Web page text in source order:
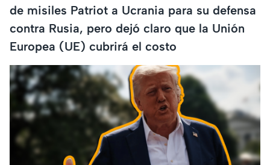
de misiles Patriot a Ucrania para su defensa
contra Rusia, pero dejó claro que la Unión
Europea (UE) cubrirá el costo